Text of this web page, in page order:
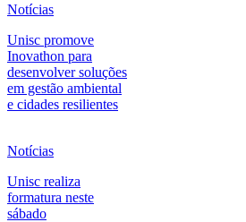
Notícias
Unisc promove
Inovathon para
desenvolver soluções
em gestão ambiental
e cidades resilientes
Notícias
Unisc realiza
formatura neste
sábado